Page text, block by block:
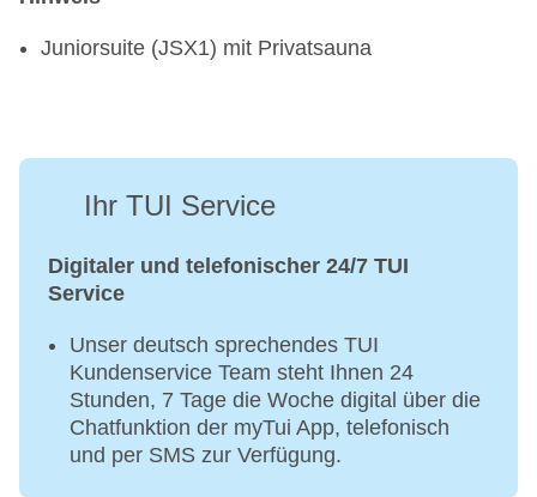
Juniorsuite (JSX1) mit Privatsauna
Ihr TUI Service
Digitaler und telefonischer 24/7 TUI
Service
Unser deutsch sprechendes TUI
Kundenservice Team steht Ihnen 24
Stunden, 7 Tage die Woche digital über die
Chatfunktion der myTui App, telefonisch
und per SMS zur Verfügung.